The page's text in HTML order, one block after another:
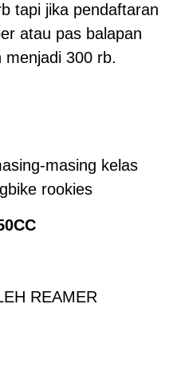
tapi jika pendaftaran
atau pas balapan
300 rb.
masing kelas
rookies
REAMER